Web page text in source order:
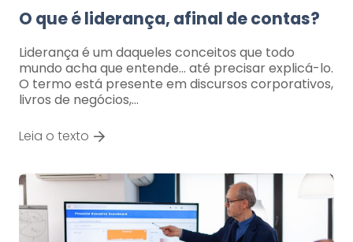
O que é liderança, afinal de contas?
Liderança é um daqueles conceitos que todo
mundo acha que entende… até precisar explicá-lo.
O termo está presente em discursos corporativos,
livros de negócios,…
Leia o texto